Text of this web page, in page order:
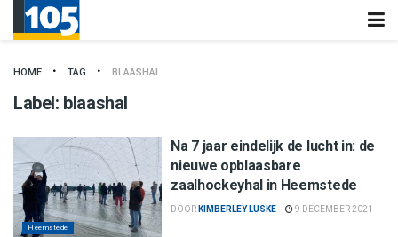
HOME TAG BLAASHAL
Label: blaashal
Heemstede
Na 7 jaar eindelijk de lucht in: de
nieuwe opblaasbare
zaalhockeyhal in Heemstede
DOOR KIMBERLEY LUSKE 9 DECEMBER 2021